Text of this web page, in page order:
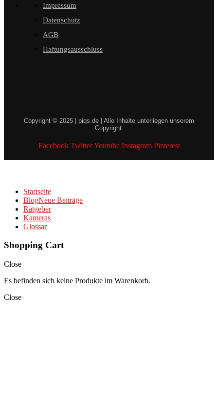
Impressum
Datenschutz
AGB
Haftungsausschluss
Copyright © 2025 | piqs.de | Alle Inhalte unterliegen unserem
Copyright.
Facebook Twitter Youtube Instagram Pinterest
Startseite
BlogNeue Beiträge
Ratgeber
Kameras
Glossar
Shopping Cart
Close
Es befinden sich keine Produkte im Warenkorb.
Close